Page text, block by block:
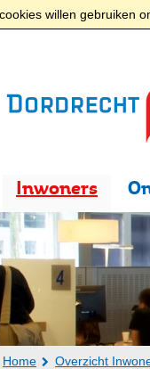
willen gebruiken
Inwoners
Home Overzicht